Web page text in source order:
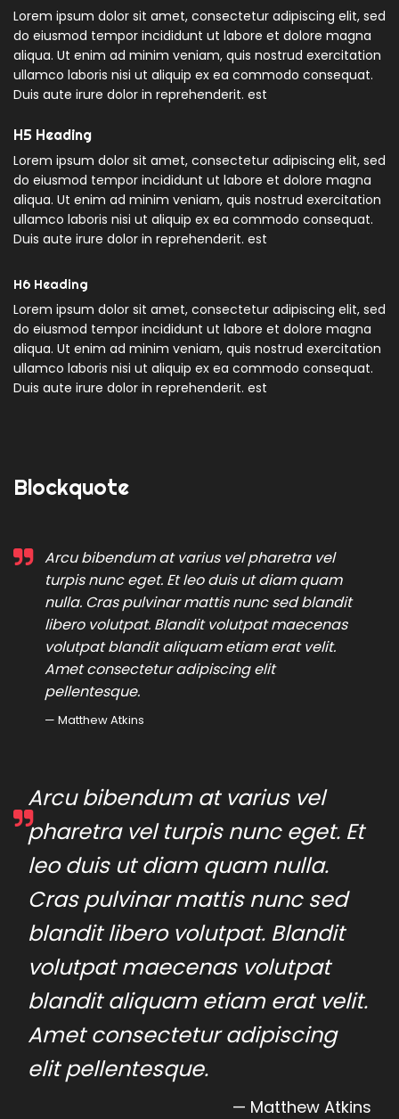
Lorem ipsum dolor sit amet, consectetur adipiscing elit, sed
do eiusmod tempor incididunt ut labore et dolore magna
aliqua. Ut enim ad minim veniam, quis nostrud exercitation
ullamco laboris nisi ut aliquip ex ea commodo consequat.
Duis aute irure dolor in reprehenderit. est
H5 Heading
Lorem ipsum dolor sit amet, consectetur adipiscing elit, sed
do eiusmod tempor incididunt ut labore et dolore magna
aliqua. Ut enim ad minim veniam, quis nostrud exercitation
ullamco laboris nisi ut aliquip ex ea commodo consequat.
Duis aute irure dolor in reprehenderit. est
H6 Heading
Lorem ipsum dolor sit amet, consectetur adipiscing elit, sed
do eiusmod tempor incididunt ut labore et dolore magna
aliqua. Ut enim ad minim veniam, quis nostrud exercitation
ullamco laboris nisi ut aliquip ex ea commodo consequat.
Duis aute irure dolor in reprehenderit. est
Blockquote
Arcu bibendum at varius vel pharetra vel
turpis nunc eget. Et leo duis ut diam quam
nulla. Cras pulvinar mattis nunc sed blandit
libero volutpat. Blandit volutpat maecenas
volutpat blandit aliquam etiam erat velit.
Amet consectetur adipiscing elit
pellentesque.
Matthew Atkins
Arcu bibendum at varius vel
pharetra vel turpis nunc eget. Et
leo duis ut diam quam nulla.
Cras pulvinar mattis nunc sed
blandit libero volutpat. Blandit
volutpat maecenas volutpat
blandit aliquam etiam erat velit.
Amet consectetur adipiscing
elit pellentesque.
Matthew Atkins